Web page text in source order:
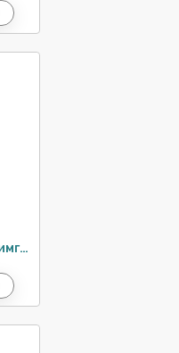
Kotex хөвөн зөөлөн, нимгэн хэрэглэл 26см / 16ш